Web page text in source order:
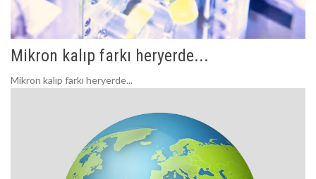
Mikron kalıp farkı heryerde...
Mikron kalıp farkı heryerde...